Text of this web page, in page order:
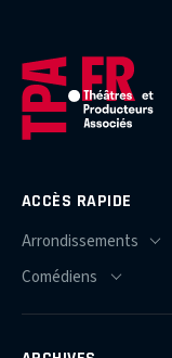
ACCÈS RAPIDE